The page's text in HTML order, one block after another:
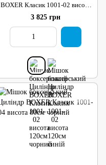
BOXER Класик 1001-02 висота
120см чорний
3 825 грн